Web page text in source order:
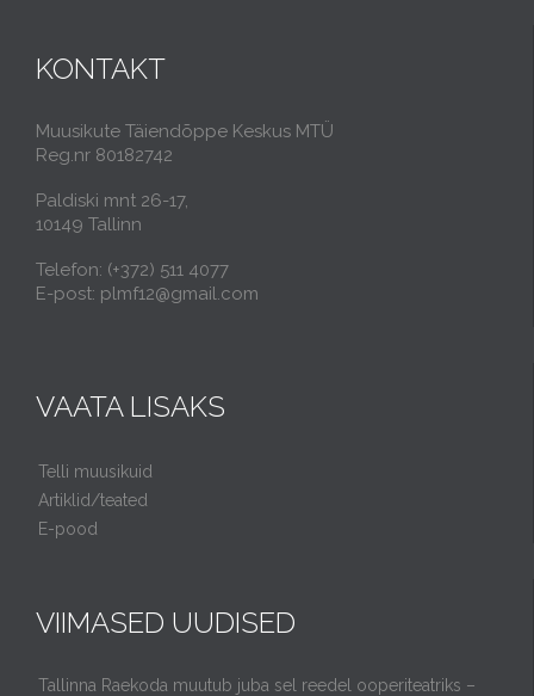
KONTAKT
Muusikute Täiendõppe Keskus MTÜ
Reg.nr 80182742
Paldiski mnt 26-17,
10149 Tallinn
Telefon: (+372) 511 4077
E-post: plmf12@gmail.com
VAATA LISAKS
Telli muusikuid
Artiklid/teated
E-pood
VIIMASED UUDISED
Tallinna Raekoda muutub juba sel reedel ooperiteatriks –